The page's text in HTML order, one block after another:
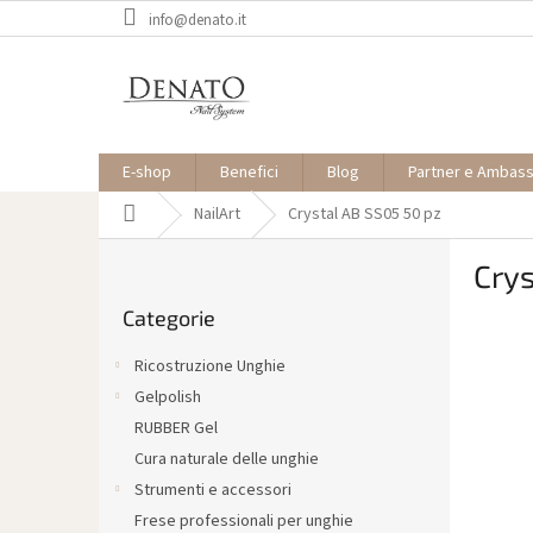
al
info@denato.it
E-shop Benefici Blog Partner e
Casa NailArt Crystal AB SS05 50 pz
le
Categorie
Ricostruzione Unghie
Gelpolish
RUBBER Gel
Cura naturale delle unghie
Strumenti e accessori
Frese professionali per unghie